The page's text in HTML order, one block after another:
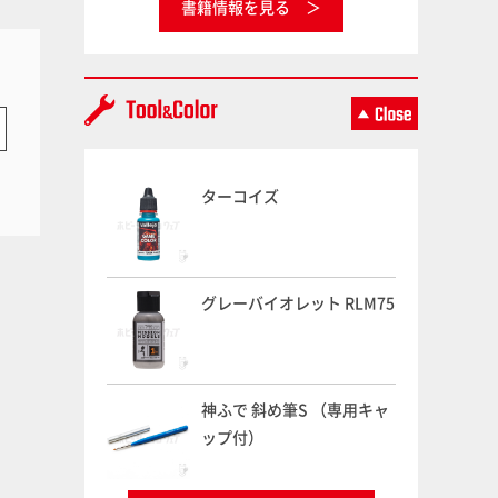
書籍情報を見る
ターコイズ
グレーバイオレット RLM75
神ふで 斜め筆S （専用キャ
ップ付）